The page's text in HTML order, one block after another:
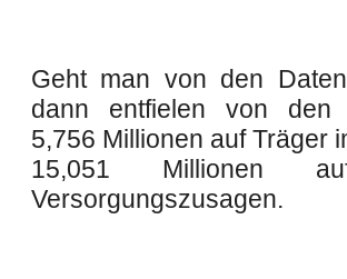
Geht man von den
dann entfielen von den
5,756 Millionen auf Träger
15,051 Millionen auf
Versorgungszusagen.